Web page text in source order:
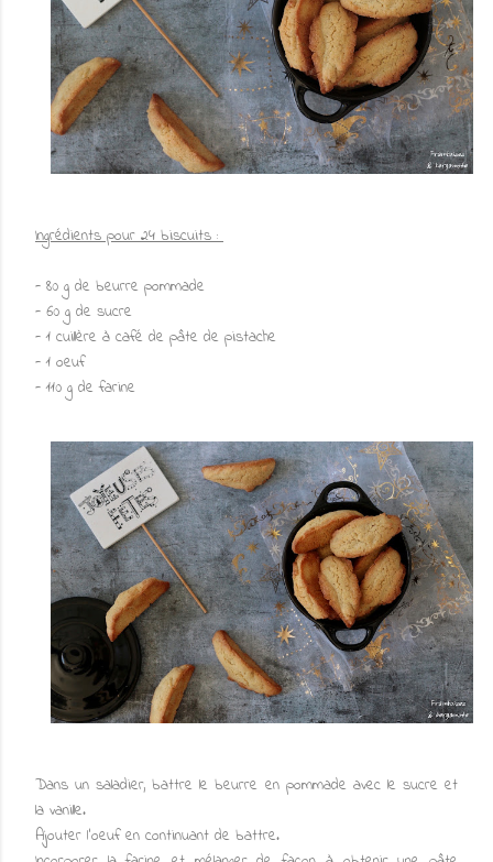
Ingrédients pour 24 biscuits :
- 80 g de beurre pommade
- 60 g de sucre
- 1 cuillère à café de pâte de pistache
- 1 oeuf
- 110 g de farine
Dans un saladier, battre le beurre en pommade avec le sucre et
la vanille.
Ajouter l'oeuf en continuant de battre.